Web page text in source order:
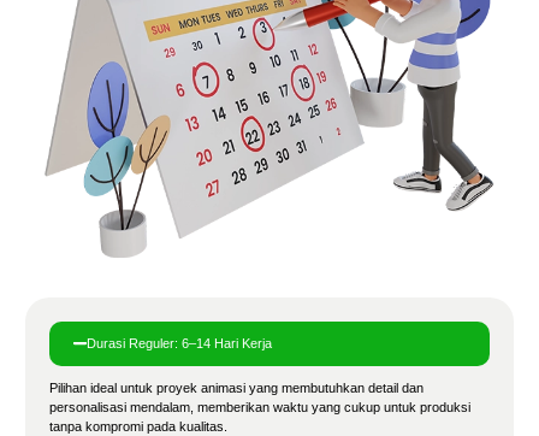
Durasi Reguler: 6–14 Hari Kerja
Pilihan ideal untuk proyek animasi yang membutuhkan detail dan
personalisasi mendalam, memberikan waktu yang cukup untuk produksi
tanpa kompromi pada kualitas.